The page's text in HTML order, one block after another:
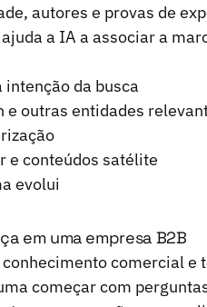
autores e provas de
a IA a associar a
da busca
e outras entidades
e conteúdos satélite
evolui
em uma empresa B2B
comercial e
começar com